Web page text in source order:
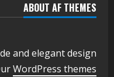
3
وزير
ABOUT AF THEMES
and elegant design
WordPress themes